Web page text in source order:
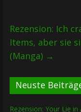
Rezension: Ich
Items, aber sie
(Manga) →
Neuste
Rezension: Your Lie